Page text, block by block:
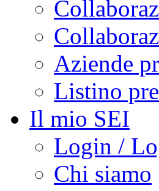
Aziende
Listino
Il mio SEI
Login /
Chi siamo